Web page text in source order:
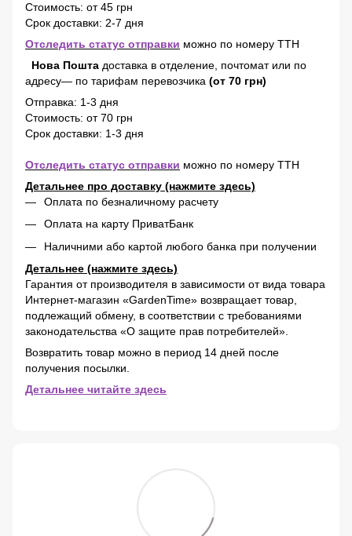
Стоимость: от 45 грн
Срок доставки: 2-7 дня
Отследить статус отправки можно по номеру ТТН
Нова Пошта доставка в отделение, почтомат или по
адресу— по тарифам перевозчика (от 70 грн)
Отправка: 1-3 дня
Стоимость: от 70 грн
Срок доставки: 1-3 дня
Отследить статус отправки можно по номеру ТТН
Детальнее про доставку (нажмите здесь)
Оплата по безналичному расчету
Оплата на карту ПриватБанк
Наличними або картой любого банка при получении
Детальнее (нажмите здесь)
Гарантия от производителя в зависимости от вида товара
Интернет-магазин «GardenTime» возвращает товар,
подлежащий обмену, в соответствии с требованиями
законодательства «О защите прав потребителей».
Возвратить товар можно в период 14 дней после
получения посылки.
Детальнее читайте здесь